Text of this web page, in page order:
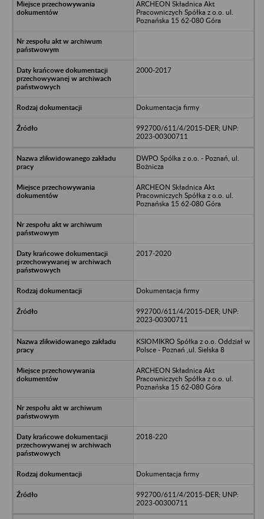
ARCHEON Składnica Akt
Pracowniczych Spółka z o.o. ul.
Poznańska 15 62-080 Góra
2000-2017
Dokumentacja firmy
992700/611/4/2015-DER; UNP:
2023-00300711
DWPO Spólka z o.o. - Poznań, ul.
Bożnicza
ARCHEON Składnica Akt
Pracowniczych Spółka z o.o. ul.
Poznańska 15 62-080 Góra
2017-2020
Dokumentacja firmy
992700/611/4/2015-DER; UNP:
2023-00300711
KSIOMIKRO Spółka z o.o. Oddział w
Polsce - Poznań ,ul. Sielska 8
ARCHEON Składnica Akt
Pracowniczych Spółka z o.o. ul.
Poznańska 15 62-080 Góra
2018-220
Dokumentacja firmy
992700/611/4/2015-DER; UNP:
2023-00300711